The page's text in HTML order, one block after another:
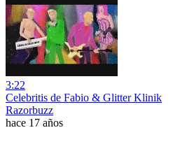
3:22
Celebritis de Fabio & Glitter Klinik
Razorbuzz
hace 17 años